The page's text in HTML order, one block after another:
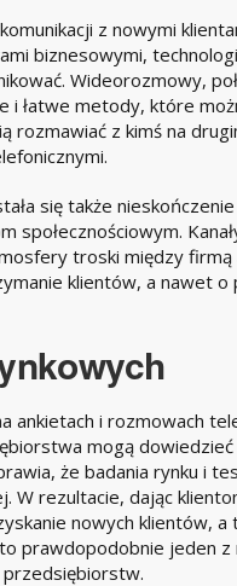
z nowymi
biznesowymi,
Wideorozmowy,
łatwe metody, które
rozmawiać z kimś na
się także
społecznościowym.
troski między firmą
klientów, a nawet o
ankietach i rozmowach
mogą dowiedzieć
że badania rynku i
W rezultacie, dając
nowych klientów, a
prawdopodobnie jeden z